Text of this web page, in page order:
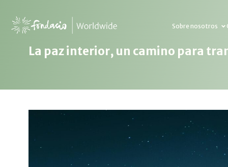
Sobre nosotros
La paz interior, un camino para